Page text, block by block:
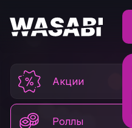
Акции
Роллы